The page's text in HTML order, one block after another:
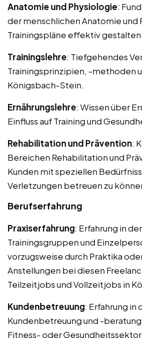
Anatomie und Physiologie:
der menschlichen Anatomie und
Trainingspläne effektiv gestalten
Trainingslehre: Tiefgehendes
Trainingsprinzipien, -methoden
Königsbach-Stein.
Ernährungslehre: Wissen über
Einfluss auf Training und
Rehabilitation und Prävention:
Bereichen Rehabilitation und
Kunden mit speziellen
Verletzungen betreuen zu
Berufserfahrung
Praxiserfahrung: Erfahrung in
Trainingsgruppen und
vorzugsweise durch Praktika
Anstellungen bei diesen
Teilzeitjobs und Vollzeitjobs in
Kundenbetreuung: Erfahrung in
Kundenbetreuung und -
Fitness- oder Gesundheitssektor.